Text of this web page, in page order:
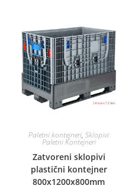
Paletni kontejneri, Sklopivi
Paletni Kontejneri
Zatvoreni sklopivi
plastični kontejner
800x1200x800mm